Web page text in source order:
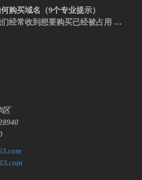
购买域名（9个专业提示）
经常收到想要购买已经被占用 …
区